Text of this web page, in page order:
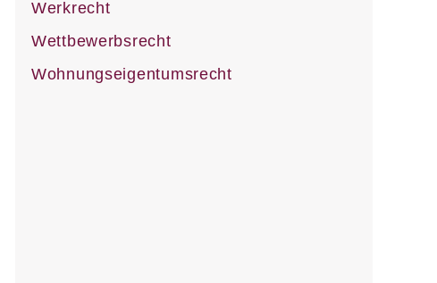
Werkrecht
Wettbewerbsrecht
Wohnungseigentumsrecht